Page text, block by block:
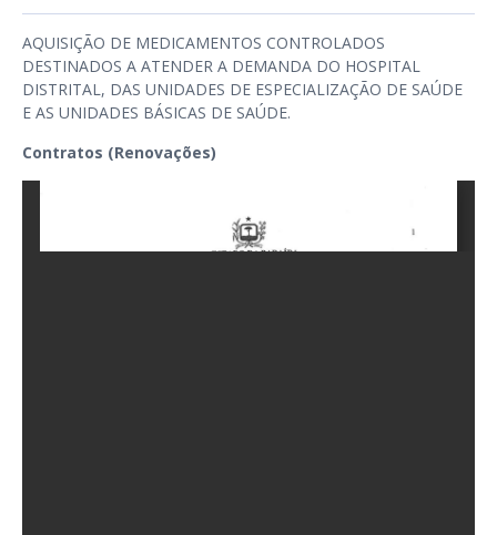
AQUISIÇÃO DE MEDICAMENTOS CONTROLADOS
DESTINADOS A ATENDER A DEMANDA DO HOSPITAL
DISTRITAL, DAS UNIDADES DE ESPECIALIZAÇÃO DE SAÚDE
E AS UNIDADES BÁSICAS DE SAÚDE.
Contratos (Renovações)